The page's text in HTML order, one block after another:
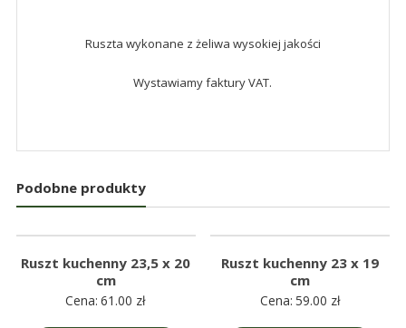
Ruszta wykonane z żeliwa wysokiej jakości
Wystawiamy faktury VAT.
Podobne produkty
Ruszt kuchenny 23,5 x 20
cm
Cena: 61.00 zł
Ruszt kuchenny 23 x 19
cm
Cena: 59.00 zł